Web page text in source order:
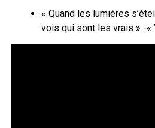
« Quand les lumières
vois qui sont les vrais » -«